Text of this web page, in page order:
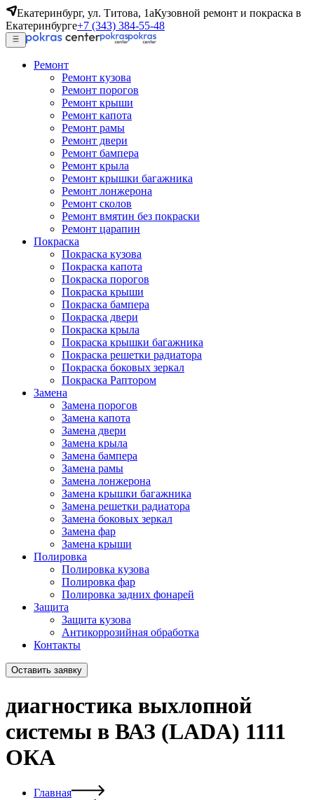
Екатеринбург, ул. Титова, 1аКузовной ремонт и покраска в
Екатеринбурге+7 (343) 384-55-48
Ремонт
Ремонт кузова
Ремонт порогов
Ремонт крыши
Ремонт капота
Ремонт рамы
Ремонт двери
Ремонт бампера
Ремонт крыла
Ремонт крышки багажника
Ремонт лонжерона
Ремонт сколов
Ремонт вмятин без покраски
Ремонт царапин
Покраска
Покраска кузова
Покраска капота
Покраска порогов
Покраска крыши
Покраска бампера
Покраска двери
Покраска крыла
Покраска крышки багажника
Покраска решетки радиатора
Покраска боковых зеркал
Покраска Раптором
Замена
Замена порогов
Замена капота
Замена двери
Замена крыла
Замена бампера
Замена рамы
Замена лонжерона
Замена крышки багажника
Замена решетки радиатора
Замена боковых зеркал
Замена фар
Замена крыши
Полировка
Полировка кузова
Полировка фар
Полировка задних фонарей
Защита
Защита кузова
Антикоррозийная обработка
Контакты
Оставить заявку
диагностика выхлопной
системы в ВАЗ (LADA) 1111
ОКА
Главная